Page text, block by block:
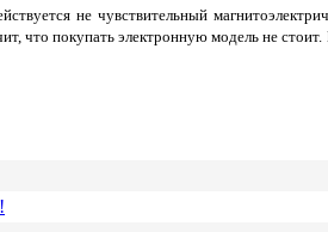
не чувствительный
что покупать электронную модель не